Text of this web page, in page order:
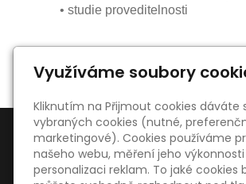
• studie proveditelnosti
Využíváme soubory
Kliknutím na Přijmout cookies dáváte
vybraných cookies (nutné,
marketingové). Cookies používáme
našeho webu, měření jeho
personalizaci reklam. To jaké cookies